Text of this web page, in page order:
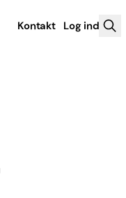
Kontakt Log ind